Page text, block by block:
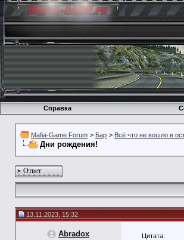
Справка
Mafia-Game Forum > Бар > Всё что не вошло в
Дни рождения!
Ответ
13.11.2023, 15:32
Abradox Цитата: